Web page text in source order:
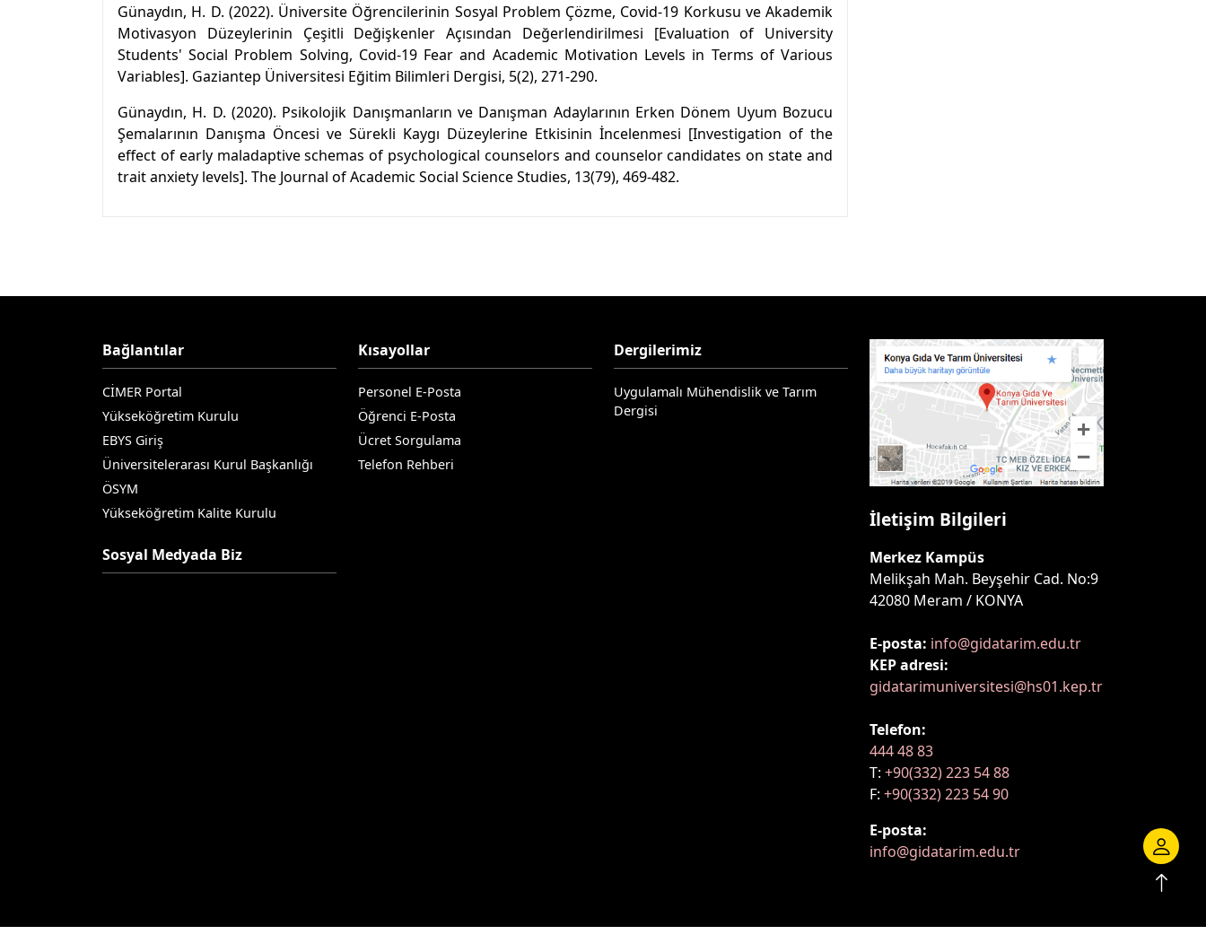
Günaydın, H. D. (2022). Üniversite Öğrencilerinin Sosyal Problem Çözme, Covid-19 Korkusu ve Akademik
Motivasyon Düzeylerinin Çeşitli Değişkenler Açısından Değerlendirilmesi [Evaluation of University
Students' Social Problem Solving, Covid-19 Fear and Academic Motivation Levels in Terms of Various
Variables]. Gaziantep Üniversitesi Eğitim Bilimleri Dergisi, 5(2), 271-290.
Günaydın, H. D. (2020). Psikolojik Danışmanların ve Danışman Adaylarının Erken Dönem Uyum Bozucu
Şemalarının Danışma Öncesi ve Sürekli Kaygı Düzeylerine Etkisinin İncelenmesi [Investigation of the
effect of early maladaptive schemas of psychological counselors and counselor candidates on state and
trait anxiety levels]. The Journal of Academic Social Science Studies, 13(79), 469-482.
Bağlantılar
CİMER Portal
Yükseköğretim Kurulu
EBYS Giriş
Üniversitelerarası Kurul Başkanlığı
ÖSYM
Yükseköğretim Kalite Kurulu
Sosyal Medyada Biz
Kısayollar
Personel E-Posta
Öğrenci E-Posta
Ücret Sorgulama
Telefon Rehberi
Dergilerimiz
Uygulamalı Mühendislik ve Tarım
Dergisi
İletişim Bilgileri
Merkez Kampüs
Melikşah Mah. Beyşehir Cad. No:9
42080 Meram / KONYA
E-posta: info@gidatarim.edu.tr
KEP adresi:
gidatarimuniversitesi@hs01.kep.tr
Telefon:
444 48 83
T: +90(332) 223 54 88
F: +90(332) 223 54 90
E-posta:
info@gidatarim.edu.tr